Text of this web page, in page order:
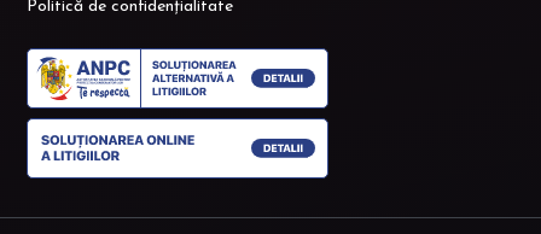
Politică de confidențialitate